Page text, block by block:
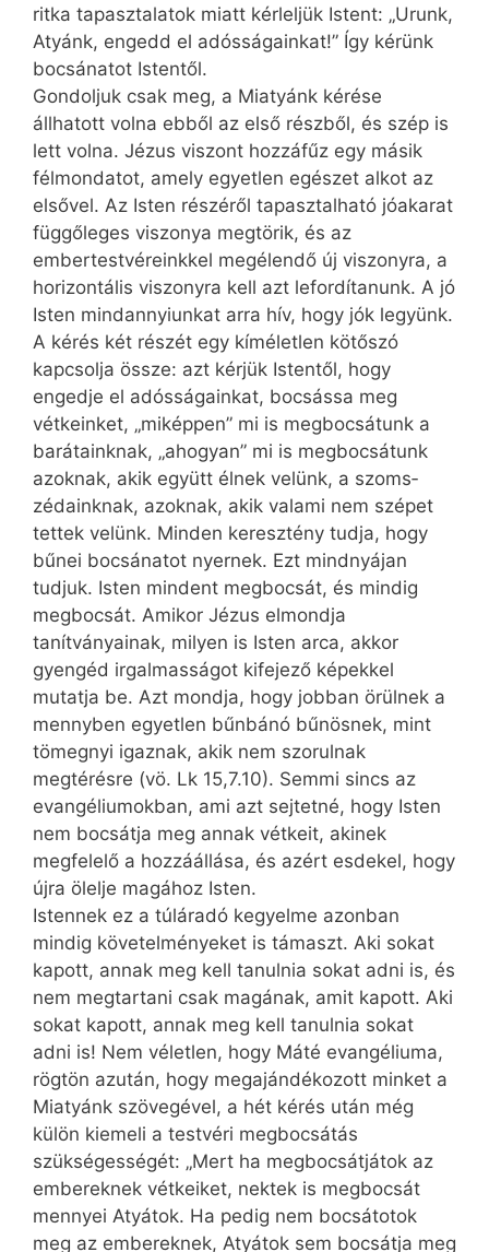
ritka tapasztalatok miatt kérleljük Istent: „Urunk,
Atyánk, engedd el adósságainkat!” Így kérünk
bocsánatot Istentől.
Gondoljuk csak meg, a Miatyánk kérése
állhatott volna ebből az első részből, és szép is
lett volna. Jézus viszont hozzáfűz egy másik
félmondatot, amely egyetlen egészet alkot az
elsővel. Az Isten részéről tapasztalható jóakarat
függőleges viszonya megtörik, és az
embertestvéreinkkel megélendő új viszonyra, a
horizontális viszonyra kell azt lefordítanunk. A jó
Isten mindannyiunkat arra hív, hogy jók legyünk.
A kérés két részét egy kíméletlen kötőszó
kapcsolja össze: azt kérjük Istentől, hogy
engedje el adósságainkat, bocsássa meg
vétkeinket, „miképpen” mi is megbocsátunk a
barátainknak, „ahogyan” mi is megbocsátunk
azoknak, akik együtt élnek velünk, a szoms­
zédainknak, azoknak, akik valami nem szépet
tettek velünk. Minden keresztény tudja, hogy
bűnei bocsánatot nyernek. Ezt mindnyájan
tudjuk. Isten mindent megbocsát, és mindig
megbocsát. Amikor Jézus elmondja
tanítványainak, milyen is Isten arca, akkor
gyengéd irgalmasságot kifejező képekkel
mutatja be. Azt mondja, hogy jobban örülnek a
mennyben egyetlen bűnbánó bűnösnek, mint
tömegnyi igaznak, akik nem szorulnak
megtérésre (vö. Lk 15,7.10). Semmi sincs az
evangéliumokban, ami azt sejtetné, hogy Isten
nem bocsátja meg annak vétkeit, akinek
megfelelő a hozzáállása, és azért esdekel, hogy
újra ölelje magához Isten.
Istennek ez a túláradó kegyelme azonban
mindig követelményeket is támaszt. Aki sokat
kapott, annak meg kell tanulnia sokat adni is, és
nem megtartani csak magának, amit kapott. Aki
sokat kapott, annak meg kell tanulnia sokat
adni is! Nem véletlen, hogy Máté evangéliuma,
rögtön azután, hogy megajándékozott minket a
Miatyánk szövegével, a hét kérés után még
külön kiemeli a testvéri megbocsátás
szükségességét: „Mert ha megbocsátjátok az
embereknek vétkeiket, nektek is megbocsát
mennyei Atyátok. Ha pedig nem bocsátotok
meg az embereknek, Atyátok sem bocsátja meg